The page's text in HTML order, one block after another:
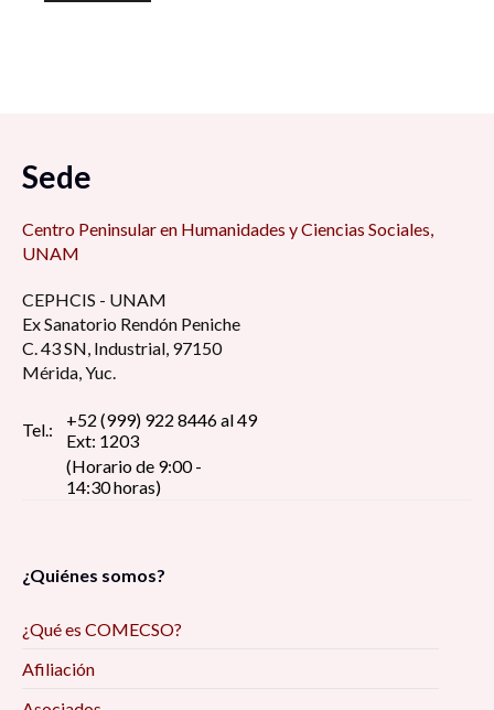
Sede
Centro Peninsular en Humanidades y Ciencias Sociales,
UNAM
CEPHCIS - UNAM
Ex Sanatorio Rendón Peniche
C. 43 SN, Industrial, 97150
Mérida, Yuc.
Tel.:
+52 (999) 922 8446 al 49
Ext: 1203
(Horario de 9:00 -
14:30 horas)
¿Quiénes somos?
¿Qué es COMECSO?
Afiliación